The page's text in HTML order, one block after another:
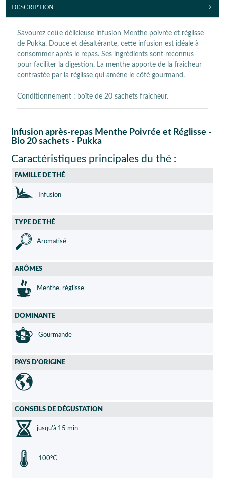
DESCRIPTION
Savourez cette délicieuse infusion Menthe poivrée et réglisse
de Pukka. Douce et désaltérante, cette infusion est idéale à
consommer après le repas. Ses ingrédients sont reconnus
pour faciliter la digestion. La menthe apporte de la fraicheur
contrastée par la réglisse qui amène le côté gourmand.
Conditionnement : boîte de 20 sachets fraicheur.
Infusion après-repas Menthe Poivrée et Réglisse -
Bio 20 sachets - Pukka
Caractéristiques principales du thé :
FAMILLE DE THÉ
Infusion
TYPE DE THÉ
Aromatisé
ARÔMES
Menthe, réglisse
DOMINANTE
Gourmande
PAYS D'ORIGINE
--
CONSEILS DE DÉGUSTATION
jusqu'à 15 min
100°C